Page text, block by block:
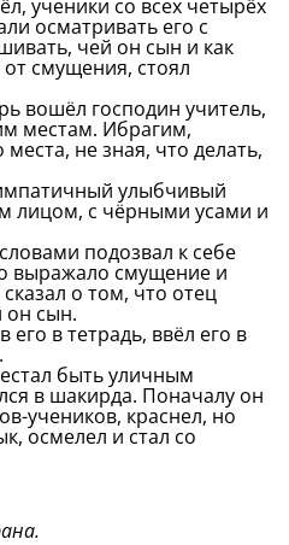
ученики со всех четырёх
осматривать его с
чей он сын и как
смущения, стоял
вошёл господин учитель,
местам. Ибрагим,
не зная, что делать,
улыбчивый
лицом, с чёрными усами и
подозвал к себе
выражало смущение и
о том, что отец
он сын.
его в тетрадь, ввёл его в
быть уличным
в шакирда. Поначалу он
учеников, краснел, но
осмелел и стал со